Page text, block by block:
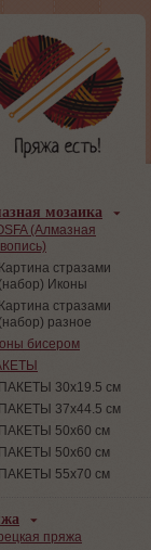
мозаика
(Алмазная
Картина стразами
(набор) Иконы
Картина стразами
(набор) разное
бисером
ПАКЕТЫ 30х19.5 см
ПАКЕТЫ 37х44.5 см
ПАКЕТЫ 50х60 см
ПАКЕТЫ 50х60 см
ПАКЕТЫ 55х70 см
пряжа